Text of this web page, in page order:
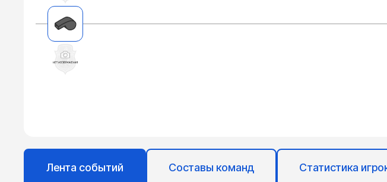
Лента событий Составы команд Статистика